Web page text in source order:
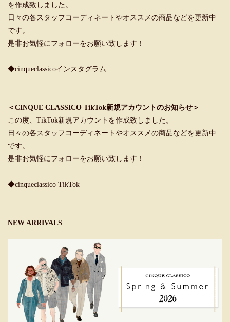
を作成致しました。
日々の各スタッフコーディネートやオススメの商品などを更新中
です。
是非お気軽にフォローをお願い致します！
◆cinqueclassicoインスタグラム
＜CINQUE CLASSICO TikTok新規アカウントのお知らせ＞
この度、TikTok新規アカウントを作成致しました。
日々の各スタッフコーディネートやオススメの商品などを更新中
です。
是非お気軽にフォローをお願い致します！
◆cinqueclassico TikTok
NEW ARRIVALS